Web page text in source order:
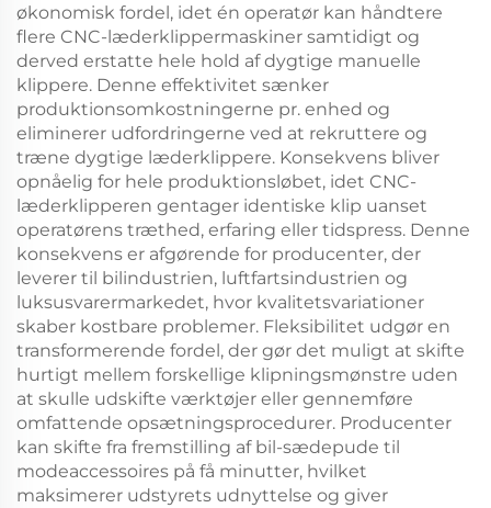
økonomisk fordel, idet én operatør kan håndtere
flere CNC-læderklippermaskiner samtidigt og
derved erstatte hele hold af dygtige manuelle
klippere. Denne effektivitet sænker
produktionsomkostningerne pr. enhed og
eliminerer udfordringerne ved at rekruttere og
træne dygtige læderklippere. Konsekvens bliver
opnåelig for hele produktionsløbet, idet CNC-
læderklipperen gentager identiske klip uanset
operatørens træthed, erfaring eller tidspress. Denne
konsekvens er afgørende for producenter, der
leverer til bilindustrien, luftfartsindustrien og
luksusvarermarkedet, hvor kvalitetsvariationer
skaber kostbare problemer. Fleksibilitet udgør en
transformerende fordel, der gør det muligt at skifte
hurtigt mellem forskellige klipningsmønstre uden
at skulle udskifte værktøjer eller gennemføre
omfattende opsætningsprocedurer. Producenter
kan skifte fra fremstilling af bil-sædepude til
modeaccessoires på få minutter, hvilket
maksimerer udstyrets udnyttelse og giver